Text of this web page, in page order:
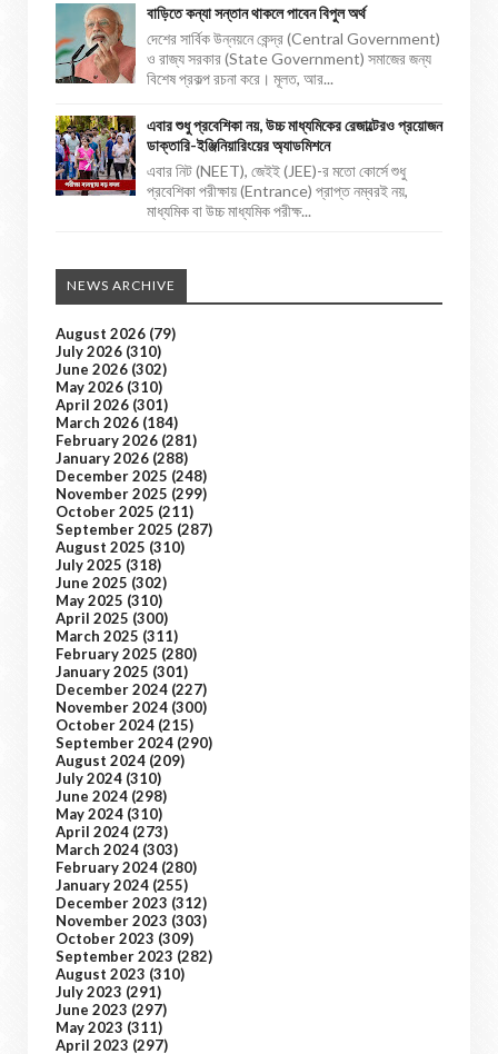
বাড়িতে কন্যা সন্তান থাকলে পাবেন বিপুল অর্থ
দেশের সার্বিক উন্নয়নে কেন্দ্র (Central Government)
ও রাজ্য সরকার (State Government) সমাজের জন্য
বিশেষ প্রকল্প রচনা করে। মূলত, আর...
এবার শুধু প্রবেশিকা নয়, উচ্চ মাধ্যমিকের রেজাল্টেরও প্রয়োজন
ডাক্তারি-ইঞ্জিনিয়ারিংয়ের অ্যাডমিশনে
এবার নিট (NEET), জেইই (JEE)-র মতো কোর্সে শুধু
প্রবেশিকা পরীক্ষায় (Entrance) প্রাপ্ত নম্বরই নয়,
মাধ্যমিক বা উচ্চ মাধ্যমিক পরীক্ষ...
NEWS ARCHIVE
August 2026 (79)
July 2026 (310)
June 2026 (302)
May 2026 (310)
April 2026 (301)
March 2026 (184)
February 2026 (281)
January 2026 (288)
December 2025 (248)
November 2025 (299)
October 2025 (211)
September 2025 (287)
August 2025 (310)
July 2025 (318)
June 2025 (302)
May 2025 (310)
April 2025 (300)
March 2025 (311)
February 2025 (280)
January 2025 (301)
December 2024 (227)
November 2024 (300)
October 2024 (215)
September 2024 (290)
August 2024 (209)
July 2024 (310)
June 2024 (298)
May 2024 (310)
April 2024 (273)
March 2024 (303)
February 2024 (280)
January 2024 (255)
December 2023 (312)
November 2023 (303)
October 2023 (309)
September 2023 (282)
August 2023 (310)
July 2023 (291)
June 2023 (297)
May 2023 (311)
April 2023 (297)